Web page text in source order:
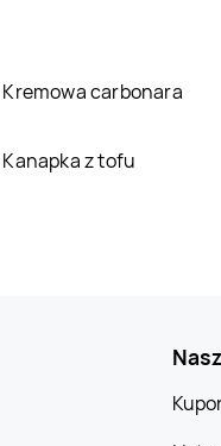
Kremowa carbonara
Kanapka z tofu